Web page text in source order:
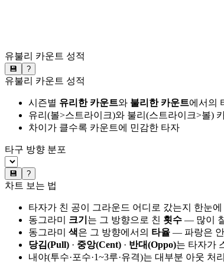
유불리 카운트 성적
💾 ?
유불리 카운트 성적
시즌별 유리한 카운트와 불리한 카운트에서의
유리(볼>스트라이크)와 불리(스트라이크>볼)
차이가 클수록 카운트에 민감한 타자
타구 방향 분포
💾 ?
차트 보는 법
타자가 친 공이 그라운드 어디로 갔는지 한눈
동그라미 크기 는 그 방향으로 친 횟수 — 많이
동그라미 색은 그 방향에서의 타율 — 파랑은 안
당김(Pull) · 중앙(Cent) · 반대(Oppo)는 타자가
내야(투수·포수·1~3루·유격)는 대부분 아웃 처